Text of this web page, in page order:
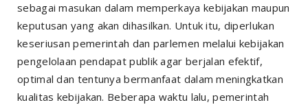
sebagai masukan dalam memperkaya kebijakan maupun
keputusan yang akan dihasilkan. Untuk itu, diperlukan
keseriusan pemerintah dan parlemen melalui kebijakan
pengelolaan pendapat publik agar berjalan efektif,
optimal dan tentunya bermanfaat dalam meningkatkan
kualitas kebijakan. Beberapa waktu lalu, pemerintah